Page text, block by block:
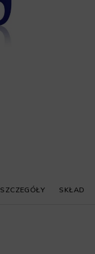
SZCZEGÓŁY SKŁAD